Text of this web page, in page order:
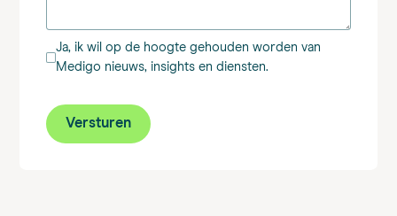
Ja, ik wil op de hoogte gehouden worden van
Medigo nieuws, insights en diensten.
Versturen